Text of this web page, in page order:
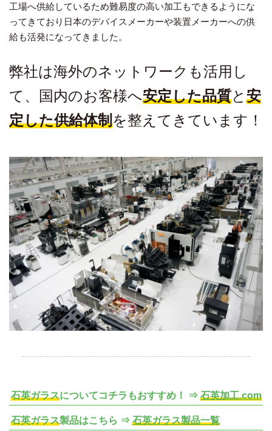
工場へ供給しているため難易度の高い加工もできるようにな
ってきており日本のデバイスメーカーや装置メーカーへの供
給も活発になってきました。
弊社は海外のネットワークも活用し
て、国内のお客様へ安定した品質と 安
定した供給体制を整えてきています！
石英ガラスについてコチラもおすすめ！ ⇒ 石英加工.com
石英ガラス製品はこちら ⇒ 石英ガラス製品一覧